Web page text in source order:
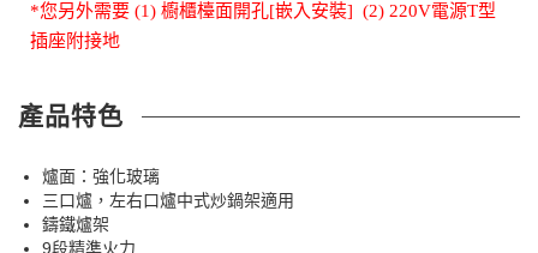
*您另外需要 (1) 櫥櫃檯面開孔[嵌入安裝] (2) 220V電源T型
插座附接地
產品特色
爐面：強化玻璃
三口爐，左右口爐中式炒鍋架適用
鑄鐵爐架
9段精準火力